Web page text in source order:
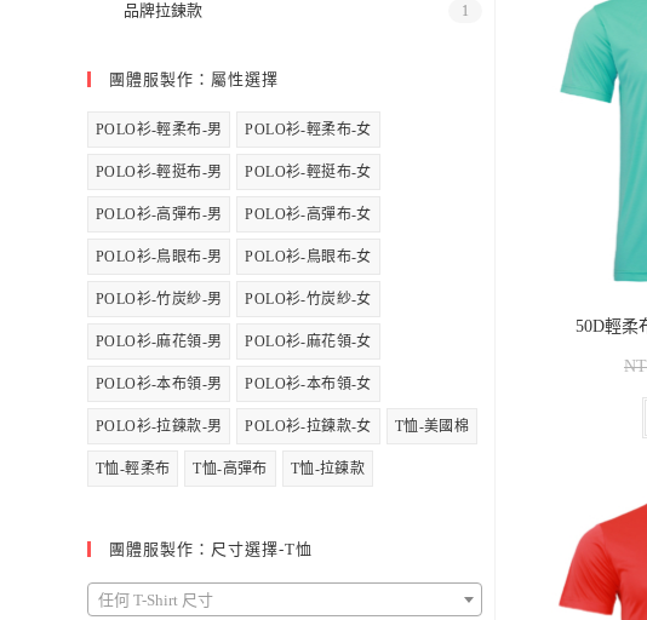
50D輕柔
品牌拉鍊款 1
團體服製作：屬性選擇
POLO衫-輕柔布-男 POLO衫-輕柔布-女
POLO衫-輕挺布-男 POLO衫-輕挺布-女
POLO衫-高彈布-男 POLO衫-高彈布-女
POLO衫-鳥眼布-男 POLO衫-鳥眼布-女
POLO衫-竹炭紗-男 POLO衫-竹炭紗-女
POLO衫-麻花領-男 POLO衫-麻花領-女
POLO衫-本布領-男 POLO衫-本布領-女
POLO衫-拉鍊款-男 POLO衫-拉鍊款-女 T恤-美國棉
T恤-輕柔布 T恤-高彈布 T恤-拉鍊款
團體服製作：尺寸選擇-T恤
任何 T-Shirt 尺寸